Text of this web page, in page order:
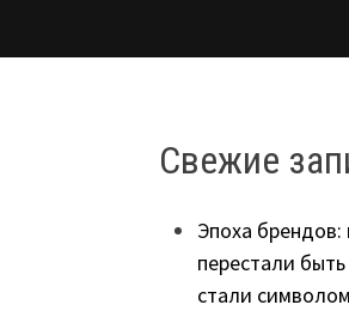
Свежие
Эпоха
перестали
стали